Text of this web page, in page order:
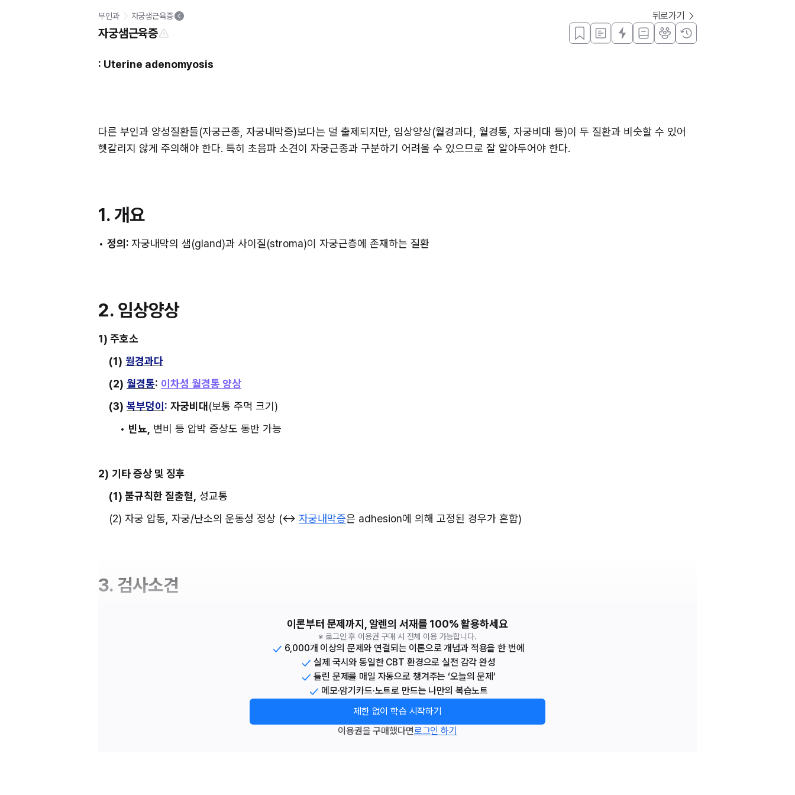
부인과 자궁샘근육증 뒤로가기
자궁샘근육증
: Uterine adenomyosis
다른 부인과 양성질환들(자궁근종, 자궁내막증)보다는 덜 출제되지만, 임상양상(월경과다, 월경통, 자궁비대 등)이 두 질환과 비슷할 수 있어
헷갈리지 않게 주의해야 한다. 특히 초음파 소견이 자궁근종과 구분하기 어려울 수 있으므로 잘 알아두어야 한다.
1. 개요
• 정의: 자궁내막의 샘(gland)과 사이질(stroma)이 자궁근층에 존재하는 질환
2. 임상양상
1) 주호소
(1) 월경과다
(2) 월경통: 이차성 월경통 양상
(3) 복부덩이 : 자궁비대 (보통 주먹 크기)
• 빈뇨, 변비 등 압박 증상도 동반 가능
2) 기타 증상 및 징후
(1) 불규칙한 질출혈, 성교통
(2) 자궁 압통, 자궁/난소의 운동성 정상 (↔ 자궁내막증은 adhesion에 의해 고정된 경우가 흔함)
3. 검사소견
이론부터 문제까지, 알렌의 서재를 100% 활용하세요
※ 로그인 후 이용권 구매 시 전체 이용 가능합니다.
6,000개 이상의 문제와 연결되는 이론으로 개념과 적용을 한 번에
실제 국시와 동일한 CBT 환경으로 실전 감각 완성
틀린 문제를 매일 자동으로 챙겨주는 ‘오늘의 문제’
메모·암기카드·노트로 만드는 나만의 복습노트
제한 없이 학습 시작하기
이용권을 구매했다면로그인 하기